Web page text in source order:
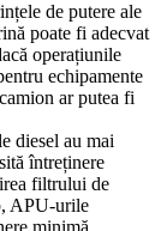
de putere ale
poate fi adecvat
operațiunile
echipamente
ar putea fi
diesel au mai
întreținere
filtrului de
APU-urile